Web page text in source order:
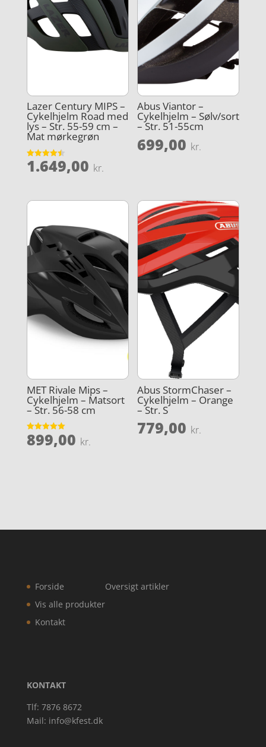
Lazer Century MIPS –
Cykelhjelm Road med
lys – Str. 55-59 cm –
Mat mørkegrøn
Vurderet
4.5
1.649,00 kr.
Abus Viantor –
Cykelhjelm – Sølv/sort
– Str. 51-55cm
699,00 kr.
MET Rivale Mips –
Cykelhjelm – Matsort
– Str. 56-58 cm
Vurderet
5
899,00 kr.
Abus StormChaser –
Cykelhjelm – Orange
– Str. S
779,00 kr.
Forside
Vis alle produkter
Kontakt
Oversigt artikler
KONTAKT
Tlf: 7876 8672
Mail: info@kfest.dk